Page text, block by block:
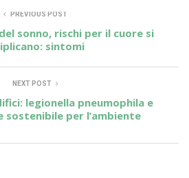
PREVIOUS POST
sonno, rischi per il cuore si
sintomi
NEXT POST
legionella pneumophila e
sostenibile per l’ambiente